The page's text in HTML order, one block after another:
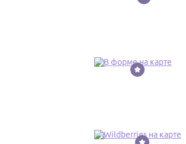
22
23